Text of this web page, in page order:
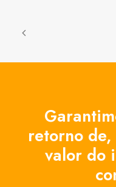
retorno
valor do